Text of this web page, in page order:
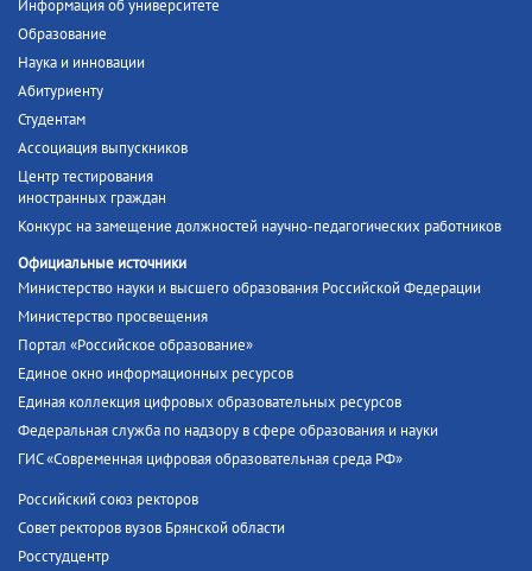
Информация об университете
Образование
Наука и инновации
Абитуриенту
Студентам
Ассоциация выпускников
Центр тестирования
иностранных граждан
Конкурс на замещение должностей научно-педагогических работников
Официальные источники
Министерство науки и высшего образования Российской Федерации
Министерство просвещения
Портал «Российское образование»
Единое окно информационных ресурсов
Единая коллекция цифровых образовательных ресурсов
Федеральная служба по надзору в сфере образования и науки
ГИС «Современная цифровая образовательная среда РФ»
Российский союз ректоров
Совет ректоров вузов Брянской области
Росстудцентр